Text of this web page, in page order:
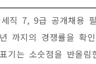
직 7, 9급 공개채용
까지의 경쟁률을 확
기는 소숫점을 반올림